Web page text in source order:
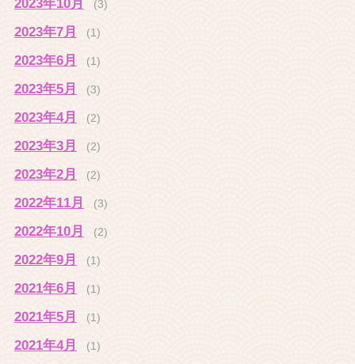
(3)
2023年7月 (1)
2023年6月 (1)
2023年5月 (3)
2023年4月 (2)
2023年3月 (2)
2023年2月 (2)
2022年11月 (3)
2022年10月 (2)
2022年9月 (1)
2021年6月 (1)
2021年5月 (1)
2021年4月 (1)